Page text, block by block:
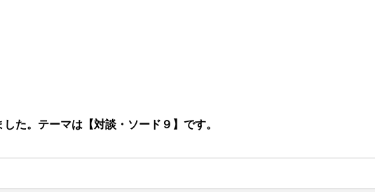
た。テーマは【対談・ソード９】です。